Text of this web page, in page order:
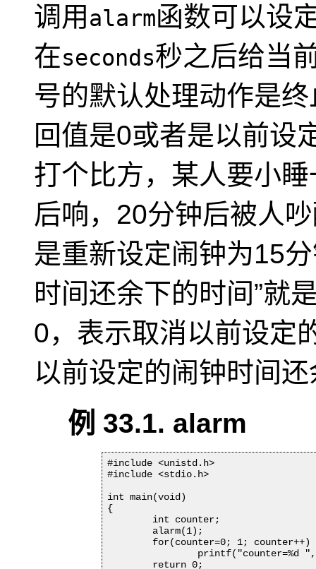
调用 alarm函数可以设
在seconds秒之后给当
号的默认处理动作是
回值是0或者是以前设
打个比方，某人要小
后响，20分钟后被人
是重新设定闹钟为15
时间还余下的时间”就
0，表示取消以前设定
以前设定的闹钟时间
例 33.1. alarm
#include <unistd.h>
#include <stdio.h>
int main(void)
{